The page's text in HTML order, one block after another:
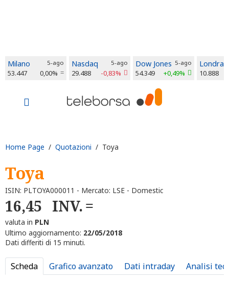
Milano 5-ago
53.447 0,00%
Nasdaq 5-ago
29.488 -0,83%
Dow Jones 5-ago
54.349 +0,49%
Londra
10.888
Home Page / Quotazioni / Toya
Toya
ISIN: PLTOYA000011 - Mercato: LSE - Domestic
16,45 INV.
valuta in PLN
Ultimo aggiornamento: 22/05/2018
Dati differiti di 15 minuti.
Scheda Grafico avanzato Dati intraday Analisi